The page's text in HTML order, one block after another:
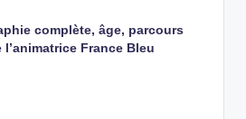
complète, âge, parcours
l’animatrice France Bleu